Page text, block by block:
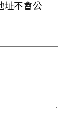
址不會公